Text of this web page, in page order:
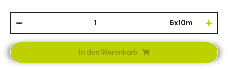
6x10m
In den Warenkorb